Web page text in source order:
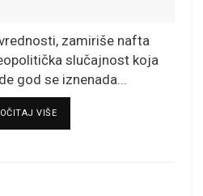
zamiriše nafta
slučajnost koja
god se iznenada...
VIŠEDETAILS